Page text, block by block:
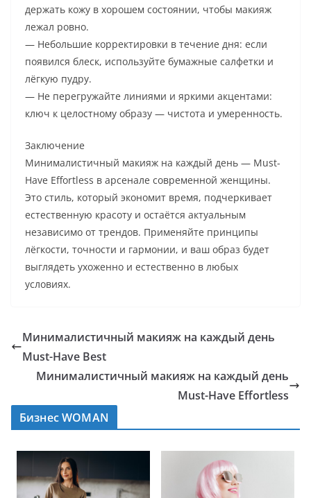
держать кожу в хорошем состоянии, чтобы макияж
лежал ровно.
— Небольшие корректировки в течение дня: если
появился блеск, используйте бумажные салфетки и
лёгкую пудру.
— Не перегружайте линиями и яркими акцентами:
ключ к целостному образу — чистота и умеренность.
Заключение
Минималистичный макияж на каждый день — Must-
Have Effortless в арсенале современной женщины.
Это стиль, который экономит время, подчеркивает
естественную красоту и остаётся актуальным
независимо от трендов. Применяйте принципы
лёгкости, точности и гармонии, и ваш образ будет
выглядеть ухоженно и естественно в любых
условиях.
Минималистичный макияж на каждый день
Must-Have Best
Минималистичный макияж на каждый день
Must-Have Effortless
Бизнес WOMAN